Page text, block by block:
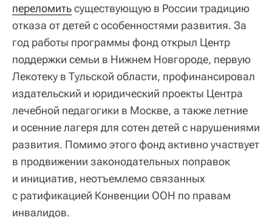
переломитьсуществующую в России традицию
отказа от детей с особенностями развития. За
год работы программы фонд открыл Центр
поддержки семьи в Нижнем Новгороде, первую
Лекотеку в Тульской области, профинансировал
издательский и юридический проекты Центра
лечебной педагогики в Москве, а также летние
и осенние лагеря для сотен детей с нарушениями
развития. Помимо этого фонд активно участвует
в продвижении законодательных поправок
и инициатив, неотъемлемо связанных
с ратификацией Конвенции ООН по правам
инвалидов.